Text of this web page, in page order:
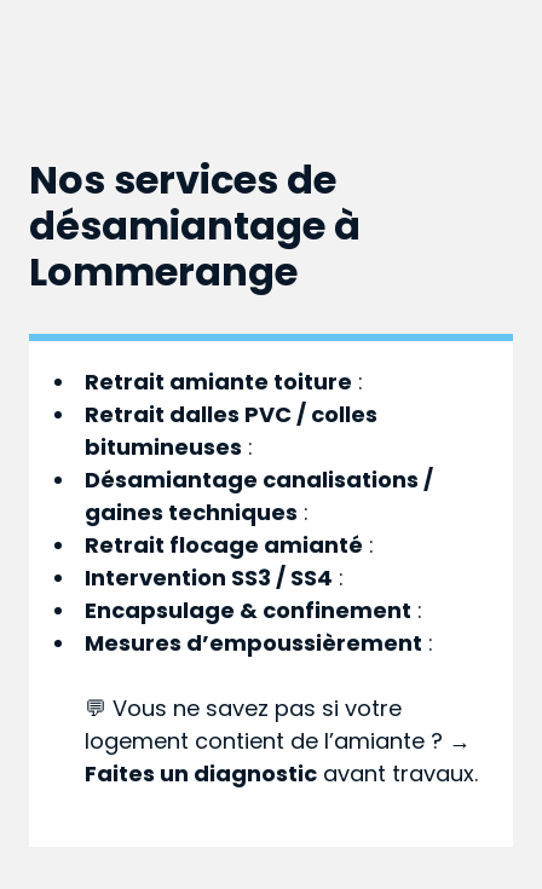
Nos services de
désamiantage à
Lommerange
Retrait amiante toiture :
Retrait dalles PVC / colles
bitumineuses :
Désamiantage canalisations /
gaines techniques :
Retrait flocage amianté :
Intervention SS3 / SS4 :
Encapsulage & confinement :
Mesures d’empoussièrement :
💬 Vous ne savez pas si votre
logement contient de l’amiante ? →
Faites un diagnostic avant travaux.